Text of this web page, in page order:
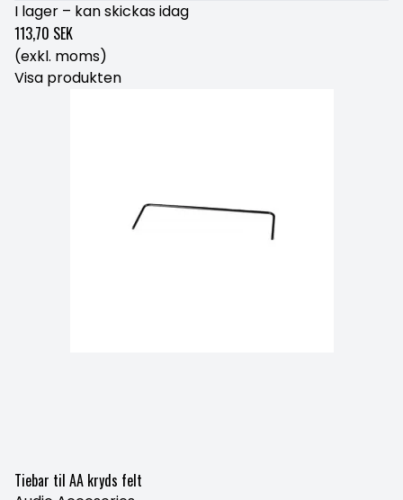
I lager – kan skickas idag
113,70 SEK
(exkl. moms)
Visa produkten
Tiebar til AA kryds felt